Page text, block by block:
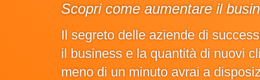
Scopri come aumentare il
Il segreto delle aziende di
il business e la quantità di nuovi
meno di un minuto avrai a